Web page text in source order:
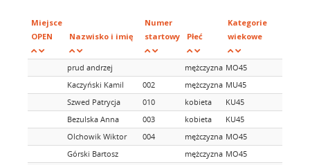
Miejsce
OPEN
Nazwisko i imię
Numer
startowy
Płeć
Kategorie
wiekowe
prud andrzej mężczyzna MO45
Kaczyński Kamil
002 mężczyzna MU45
Szwed Patrycja
010 kobieta
KU45
Bezulska Anna
003 kobieta
KU45
Olchowik Wiktor
004 mężczyzna MO45
Górski Bartosz
mężczyzna MO45